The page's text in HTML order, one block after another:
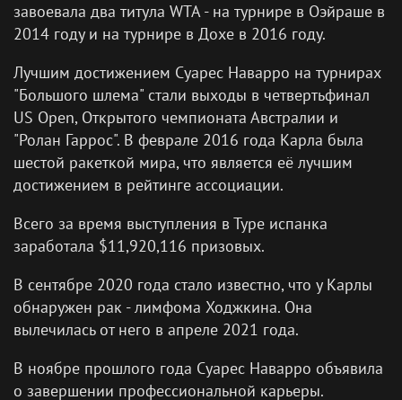
завоевала два титула WTA - на турнире в Оэйраше в
2014 году и на турнире в Дохе в 2016 году.
Лучшим достижением Суарес Наварро на турнирах
"Большого шлема" стали выходы в четвертьфинал
US Open, Открытого чемпионата Австралии и
"Ролан Гаррос". В феврале 2016 года Карла была
шестой ракеткой мира, что является её лучшим
достижением в рейтинге ассоциации.
Всего за время выступления в Туре испанка
заработала $11,920,116 призовых.
В сентябре 2020 года стало известно, что у Карлы
обнаружен рак - лимфома Ходжкина. Она
вылечилась от него в апреле 2021 года.
В ноябре прошлого года Суарес Наварро объявила
о завершении профессиональной карьеры.